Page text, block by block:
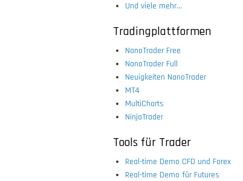
Und viele mehr...
Tradingplattformen
NanoTrader Free
NanoTrader Full
Neuigkeiten NanoTrader
MT4
MultiCharts
NinjaTrader
Tools für Trader
Real-time Demo CFD und Forex
Real-time Demo für Futures